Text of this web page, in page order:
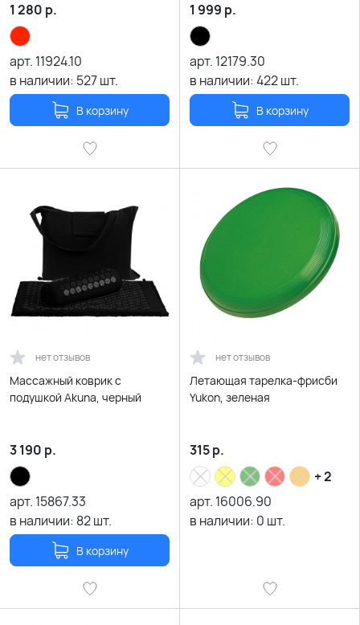
1 280 р.
арт. 11924.10
в наличии: 527шт.
В корзину
1 999 р.
арт. 12179.30
в наличии:422шт.
В корзину
нет отзывов
Массажный коврик с
подушкой Akuna, черный
3 190 р.
арт. 15867.33
в наличии: 82шт.
В корзину
нет отзывов
Летающая тарелка-фрисби
Yukon, зеленая
315р.
+ 2
арт. 16006.90
в наличии: 0 шт.